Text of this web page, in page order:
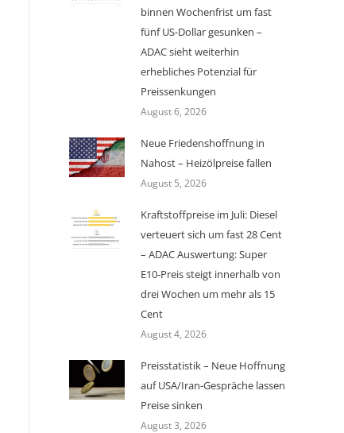
binnen Wochenfrist um fast
fünf US-Dollar gesunken –
ADAC sieht weiterhin
erhebliches Potenzial für
Preissenkungen
August 6, 2026
Neue Friedenshoffnung in
Nahost – Heizölpreise fallen
August 5, 2026
Kraftstoffpreise im Juli: Diesel
verteuert sich um fast 28 Cent
– ADAC Auswertung: Super
E10-Preis steigt innerhalb von
drei Wochen um mehr als 15
Cent
August 4, 2026
Preisstatistik – Neue Hoffnung
auf USA/Iran-Gespräche lassen
Preise sinken
August 3, 2026